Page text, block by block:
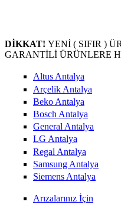
DİKKAT! YENİ ( SIFIR )
GARANTİLİ ÜRÜNLERE
Altus Antalya
Arçelik Antalya
Beko Antalya
Bosch Antalya
General Antalya
LG Antalya
Regal Antalya
Samsung Antalya
Siemens Antalya
Arızalarınız İçin